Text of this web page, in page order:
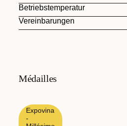
Betriebstemperatur
Vereinbarungen
Médailles
Expovina
-